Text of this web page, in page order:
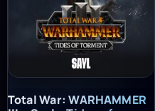
Total War: WARHAMMER III –
Total War: WARHAMMER